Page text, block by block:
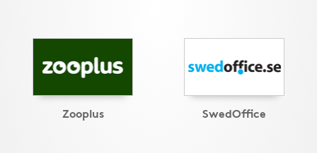
Zooplus SwedOffice